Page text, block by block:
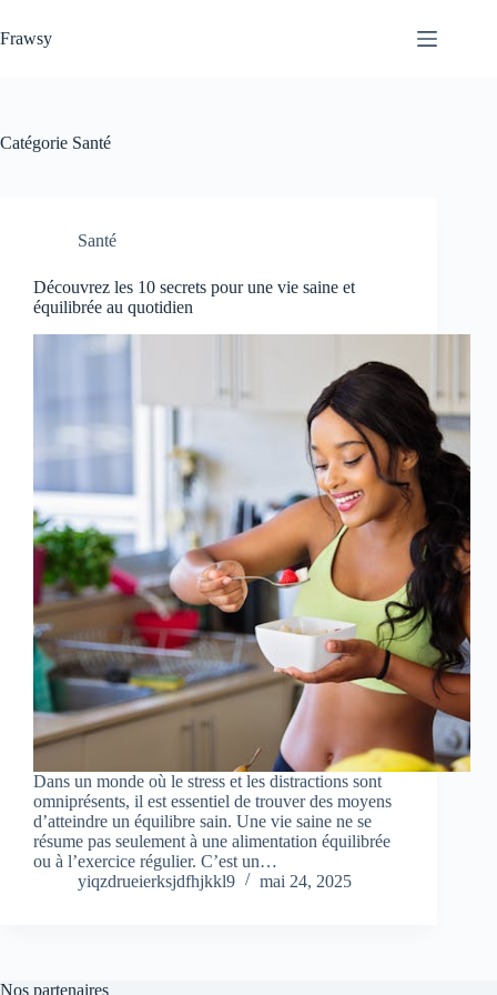
au
contenu
Frawsy
Catégorie Santé
Santé
Découvrez les 10 secrets pour une vie saine et
équilibrée au quotidien
Dans un monde où le stress et les distractions sont
omniprésents, il est essentiel de trouver des moyens
d’atteindre un équilibre sain. Une vie saine ne se
résume pas seulement à une alimentation équilibrée
ou à l’exercice régulier. C’est un…
yiqzdrueierksjdfhjkkl9
mai 24, 2025
Nos partenaires